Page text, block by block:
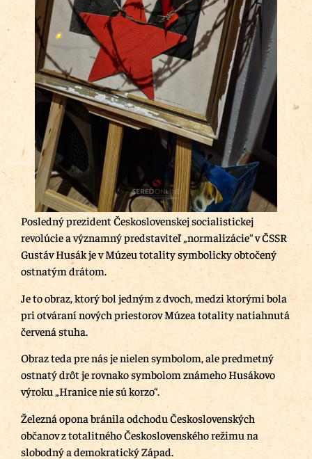
Posledný prezident Československej socialistickej
revolúcie a významný predstaviteľ „normalizácie“ v ČSSR
Gustáv Husák je v Múzeu totality symbolicky obtočený
ostnatým drátom.
Je to obraz, ktorý bol jedným z dvoch, medzi ktorými bola
pri otváraní nových priestorov Múzea totality natiahnutá
červená stuha.
Obraz teda pre nás je nielen symbolom, ale predmetný
ostnatý drôt je rovnako symbolom známeho Husákovo
výroku „Hranice nie sú korzo“.
Železná opona bránila odchodu Československých
občanov z totalitného Československého režimu na
slobodný a demokratický Západ.